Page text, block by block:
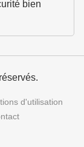
bien
d'utilisation